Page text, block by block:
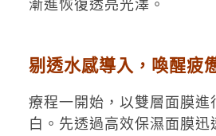
漸進恢復透亮光澤。
剔透水感導入，喚醒疲
療程一開始，以雙層面膜進
白。先透過高效保濕面膜迅